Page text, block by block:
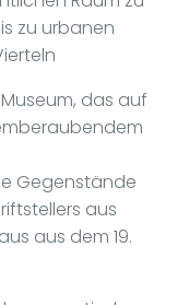
zu urbanen
das auf
Gegenstände
aus
aus dem 19.